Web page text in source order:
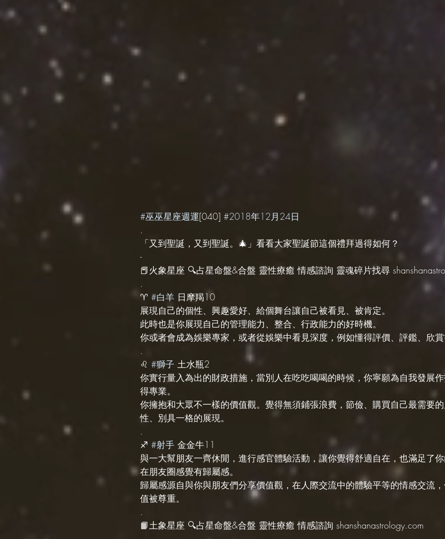
#巫巫星座週運[040] #2018年12月24日
.
「又到聖誕，又到聖誕。🎄」看看大家聖誕節這個禮拜過得如何？
-
📕火象星座 🔍占星命盤&合盤 靈性療癒 情感諮詢 靈魂碎片找尋
.
♈️ #白羊 日摩羯10
展現自己的個性、興趣愛好、給個舞台讓自己被看見、被肯定。
此時也是你展現自己的管理能力、整合、行政能力的好時機。
你或者會成為娛樂專家，或者從娛樂中看見深度，例如懂得評價、評鑑、欣
.
♌️ #獅子 土水瓶2
你實行量入為出的財政措施，當別人在吃吃喝喝的時候，你寧願為自我發展
得專業。
你擁抱和大眾不一樣的價值觀。覺得無須鋪張浪費，節儉、購買自己最需要
性、別具一格的展現。
.
♐️ #射手 金金牛11
與一大幫朋友一齊休閒，進行感官體驗活動，讓你覺得舒適自在，也滿足了
在朋友圈感覺有歸屬感。
歸屬感源自與你與朋友們分享價值觀，在人際交流中的體驗平等的情感交流
值被尊重。
.
📙土象星座 🔍占星命盤&合盤 靈性療癒 情感諮詢 shanshanastrology.com